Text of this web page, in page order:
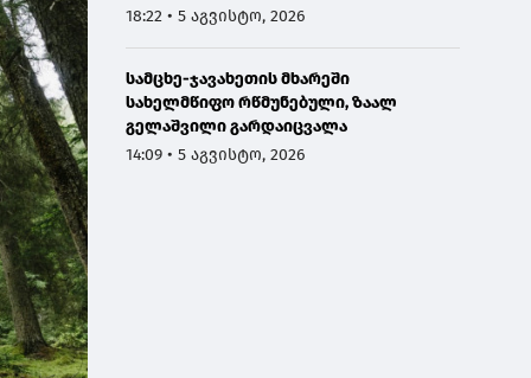
გელაშვილის გარდაცვალების გამო
18:22 • 5 აგვისტო, 2026
სამცხე-ჯავახეთის მხარეში
სახელმწიფო რწმუნებული, ზაალ
გელაშვილი გარდაიცვალა
14:09 • 5 აგვისტო, 2026